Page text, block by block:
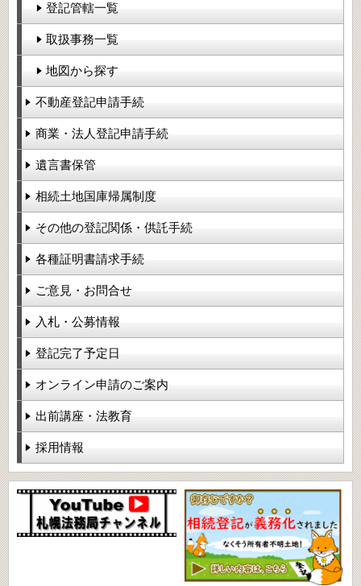
登記管轄一覧
取扱事務一覧
地図から探す
不動産登記申請手続
商業・法人登記申請手続
遺言書保管
相続土地国庫帰属制度
その他の登記関係・供託手続
各種証明書請求手続
ご意見・お問合せ
入札・公募情報
登記完了予定日
オンライン申請のご案内
出前講座・法教育
採用情報